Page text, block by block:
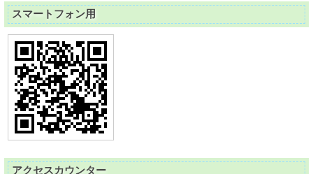
スマートフォン用
アクセスカウンター